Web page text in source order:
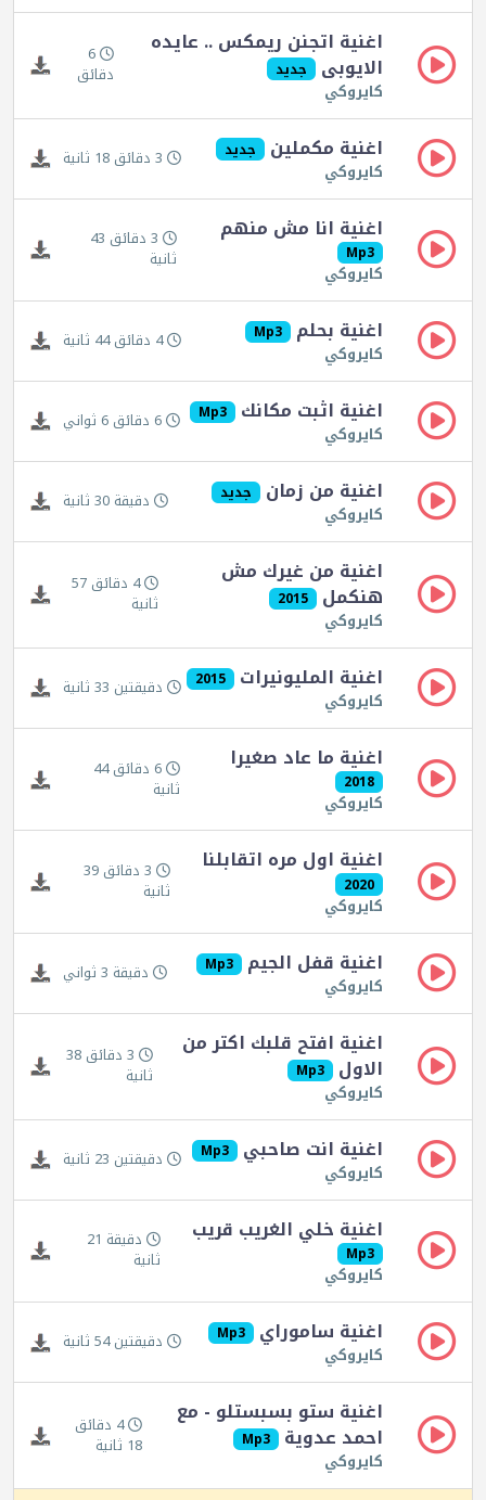
اغنية اتجنن ريمكس .. عايده
الايوبى جديد
كايروكي
6
دقائق
اغنية مكملين جديد
كايروكي 3 دقائق 18 ثانية
اغنية انا مش منهم
Mp3
كايروكي
3 دقائق 43
ثانية
اغنية بحلم Mp3
كايروكي 4 دقائق 44 ثانية
اغنية اثبت مكانك Mp3
كايروكي 6 دقائق 6 ثواني
اغنية من زمان جديد
كايروكي دقيقة 30 ثانية
اغنية من غيرك مش
هنكمل 2015
كايروكي
4 دقائق 57
ثانية
اغنية المليونيرات 2015
كايروكي دقيقتين 33 ثانية
اغنية ما عاد صغيرا
2018
كايروكي
6 دقائق 44
ثانية
اغنية اول مره اتقابلنا
2020
كايروكي
3 دقائق 39
ثانية
اغنية قفل الجيم Mp3
كايروكي دقيقة 3 ثواني
اغنية افتح قلبك اكتر من
الاول Mp3
كايروكي
3 دقائق 38
ثانية
اغنية انت صاحبي Mp3
كايروكي دقيقتين 23 ثانية
اغنية خلي الغريب قريب
Mp3
كايروكي
دقيقة 21
ثانية
اغنية ساموراي Mp3
كايروكي دقيقتين 54 ثانية
اغنية ستو بسبستلو - مع
احمد عدوية Mp3
كايروكي
4 دقائق
18 ثانية